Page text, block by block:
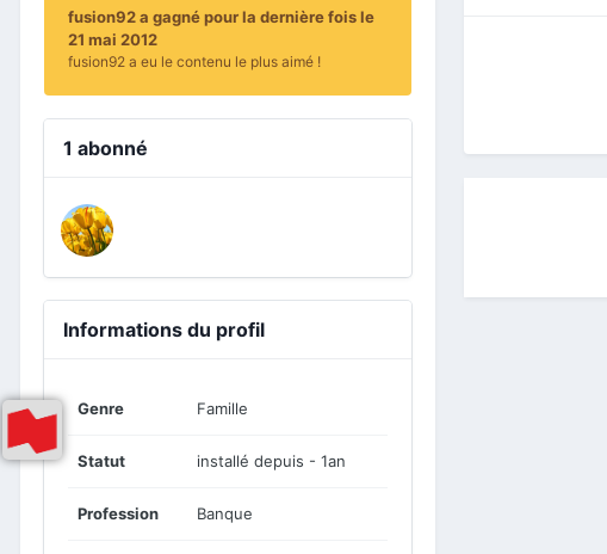
fusion92 a gagné pour la dernière fois le
21 mai 2012
fusion92 a eu le contenu le plus aimé !
1 abonné
Informations du profil
Genre Famille
Statut installé depuis - 1an
Profession Banque